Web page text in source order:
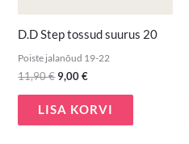
D.D Step tossud suurus 20
Poiste jalanõud 19-22
11,90€ 9,00€
LISA KORVI